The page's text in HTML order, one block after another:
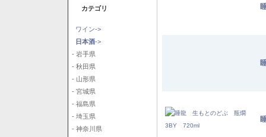
カテゴリ
ワイン->
日本酒->
- 岩手県
- 秋田県
- 山形県
- 宮城県
- 福島県
- 埼玉県
- 神奈川県